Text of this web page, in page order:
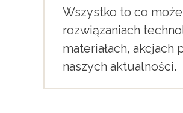
Wszystko to co
rozwiązaniach
materiałach,
naszych aktualności.